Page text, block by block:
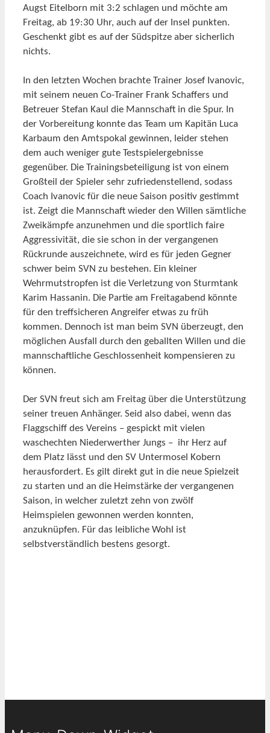
Augst Eitelborn mit 3:2 schlagen und möchte am
Freitag, ab 19:30 Uhr, auch auf der Insel punkten.
Geschenkt gibt es auf der Südspitze aber sicherlich
nichts.
In den letzten Wochen brachte Trainer Josef Ivanovic,
mit seinem neuen Co-Trainer Frank Schaffers und
Betreuer Stefan Kaul die Mannschaft in die Spur. In
der Vorbereitung konnte das Team um Kapitän Luca
Karbaum den Amtspokal gewinnen, leider stehen
dem auch weniger gute Testspielergebnisse
gegenüber. Die Trainingsbeteiligung ist von einem
Großteil der Spieler sehr zufriedenstellend, sodass
Coach Ivanovic für die neue Saison positiv gestimmt
ist. Zeigt die Mannschaft wieder den Willen sämtliche
Zweikämpfe anzunehmen und die sportlich faire
Aggressivität, die sie schon in der vergangenen
Rückrunde auszeichnete, wird es für jeden Gegner
schwer beim SVN zu bestehen. Ein kleiner
Wehrmutstropfen ist die Verletzung von Sturmtank
Karim Hassanin. Die Partie am Freitagabend könnte
für den treffsicheren Angreifer etwas zu früh
kommen. Dennoch ist man beim SVN überzeugt, den
möglichen Ausfall durch den geballten Willen und die
mannschaftliche Geschlossenheit kompensieren zu
können.
Der SVN freut sich am Freitag über die Unterstützung
seiner treuen Anhänger. Seid also dabei, wenn das
Flaggschiff des Vereins – gespickt mit vielen
waschechten Niederwerther Jungs – ihr Herz auf
dem Platz lässt und den SV Untermosel Kobern
herausfordert. Es gilt direkt gut in die neue Spielzeit
zu starten und an die Heimstärke der vergangenen
Saison, in welcher zuletzt zehn von zwölf
Heimspielen gewonnen werden konnten,
anzuknüpfen. Für das leibliche Wohl ist
selbstverständlich bestens gesorgt.